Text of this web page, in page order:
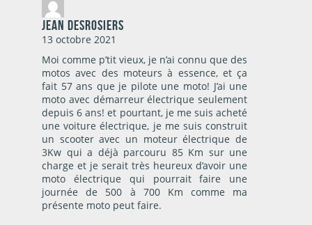
Jean DesRosiers
13 octobre 2021
Moi comme p’tit vieux, je n’ai connu que des
motos avec des moteurs à essence, et ça
fait 57 ans que je pilote une moto! J’ai une
moto avec démarreur électrique seulement
depuis 6 ans! et pourtant, je me suis acheté
une voiture électrique, je me suis construit
un scooter avec un moteur électrique de
3Kw qui a déjà parcouru 85 Km sur une
charge et je serait très heureux d’avoir une
moto électrique qui pourrait faire une
journée de 500 à 700 Km comme ma
présente moto peut faire.